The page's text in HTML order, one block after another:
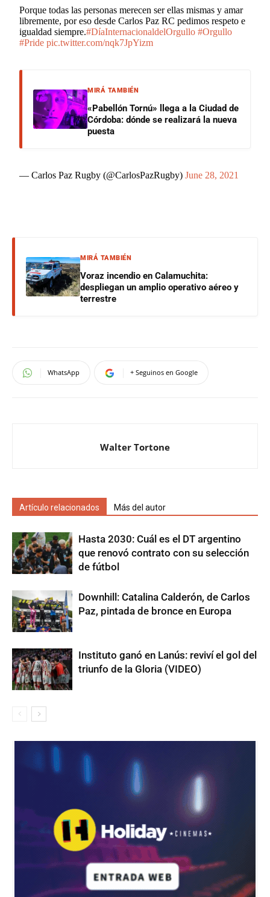
Porque todas las personas merecen ser ellas mismas y amar
libremente, por eso desde Carlos Paz RC pedimos respeto e
igualdad siempre.#DíaInternacionaldelOrgullo #Orgullo
#Pride pic.twitter.com/nqk7JpYizm
MIRÁ TAMBIÉN
«Pabellón Tornú» llega a la Ciudad de
Córdoba: dónde se realizará la nueva
puesta
— Carlos Paz Rugby (@CarlosPazRugby)June 28, 2021
MIRÁ TAMBIÉN
Voraz incendio en Calamuchita:
despliegan un amplio operativo aéreo y
terrestre
WhatsApp + Seguinos en Google
Walter Tortone
Artículo relacionados Más del autor
Hasta 2030: Cuál es el DT argentino
que renovó contrato con su selección
de fútbol
Downhill: Catalina Calderón, de Carlos
Paz, pintada de bronce en Europa
Instituto ganó en Lanús: reviví el gol del
triunfo de la Gloria (VIDEO)